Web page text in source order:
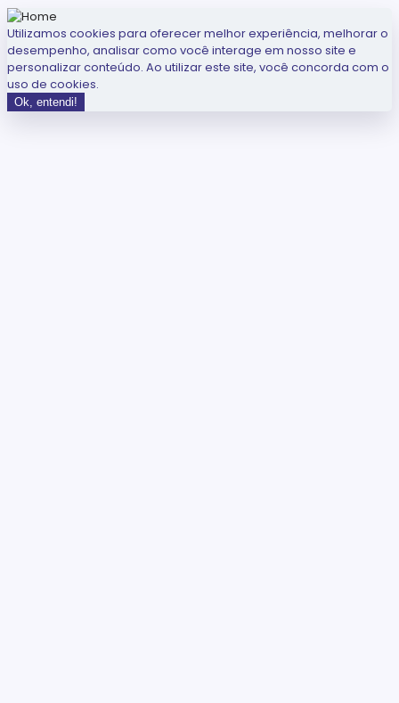
Utilizamos cookies para oferecer melhor experiência, melhorar o
desempenho, analisar como você interage em nosso site e
personalizar conteúdo. Ao utilizar este site, você concorda com o
uso de cookies.
Ok, entendi!